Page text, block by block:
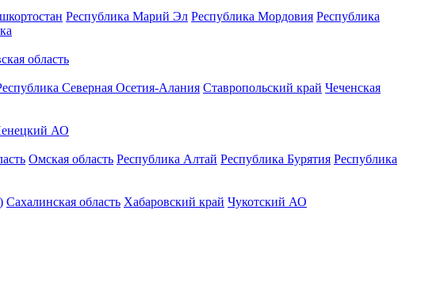
Республика Марий Эл Республика Мордовия Республика
область
Северная Осетия-Алания Ставропольский край Чеченская
АО
Омская область Республика Алтай Республика Бурятия Республика
Сахалинская область Хабаровский край Чукотский АО